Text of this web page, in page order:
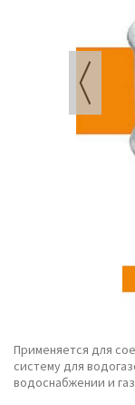
Применяется для
систему для
водоснабжении и